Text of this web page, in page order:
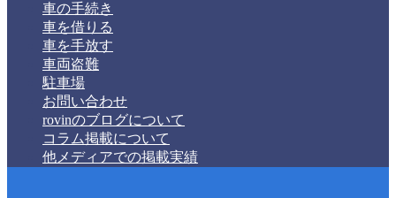
車の手続き
車を借りる
車を手放す
車両盗難
駐車場
お問い合わせ
rovinのブログについて
コラム掲載について
他メディアでの掲載実績